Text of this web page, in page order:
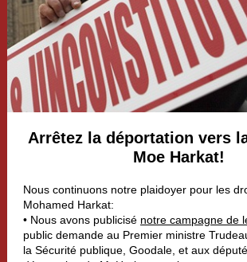
Arrêtez la déportation vers
Moe Harkat!
Nous continuons notre plaidoyer pour les
Mohamed Harkat:
• Nous avons publicisé notre campagne de
public demande au Premier ministre
la Sécurité publique, Goodale, et aux